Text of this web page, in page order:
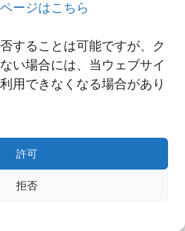
ージはこちら
することは可能ですが、ク
い場合には、当ウェブサイ
用できなくなる場合があり
許可
拒否